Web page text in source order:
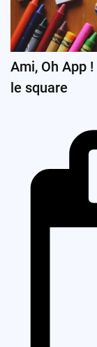
Ami, Oh App
le square